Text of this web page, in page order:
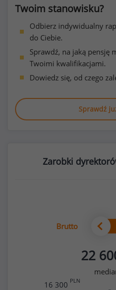
Twoim stanowisku?
Odbierz indywidualny
do Ciebie.
Sprawdź, na jaką pensję
Twoimi kwalifikacjami.
Dowiedz się, od czego
Sprawdź
Zarobki
Brutto
22
16 300 PLN